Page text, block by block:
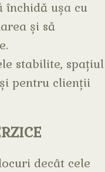
închidă ușa cu
și să
stabilite, spațiul
pentru clienții
decât cele